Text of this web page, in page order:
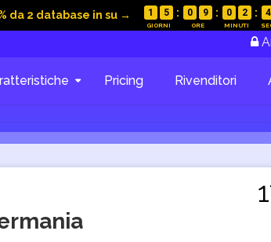
da 2 database in su → 1 5 0 9 0 2 4
Pricing Rivenditori